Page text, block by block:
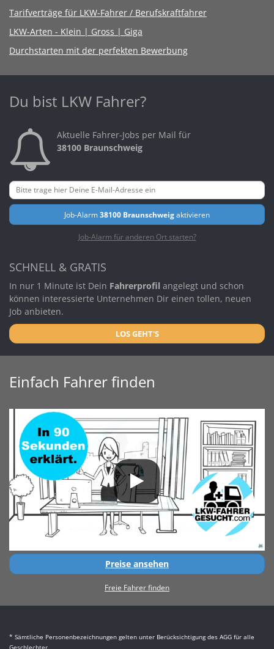
Tarifverträge für LKW-Fahrer / Berufskraftfahrer
LKW-Arten - Klein | Gross | Giga
Durchstarten mit der perfekten Bewerbung
Du bist LKW Fahrer?
Aktuelle Fahrer-Jobs per Mail für
38100 Braunschweig
Job-Alarm38100 Braunschweigaktivieren
Job-Alarm für anderen Ort starten?
SCHNELL & GRATIS
In nur 1 Minute ist Dein Fahrerprofil angelegt und schon
können interessierte Unternehmen Dir einen tollen, neuen
Job anbieten.
LOS GEHT'S
Einfach Fahrer finden
Preise ansehen
Freie Fahrer finden
* Sämtliche Personenbezeichnungen gelten unter Berücksichtigung des AGG für alle